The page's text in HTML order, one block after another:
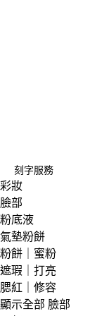
刻字服務
彩妝
臉部
粉底液
氣墊粉餅
粉餅｜蜜粉
遮瑕｜打亮
腮紅｜修容
顯示全部 臉部